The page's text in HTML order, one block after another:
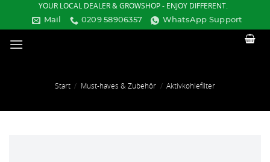
YOUR LOCAL DEALER & GROWSHOP - ENJOY DIFFERENT.
Mail 0209 58906357 WhatsApp Support
Start / Must-haves & Zubehör / Aktivkohlefilter